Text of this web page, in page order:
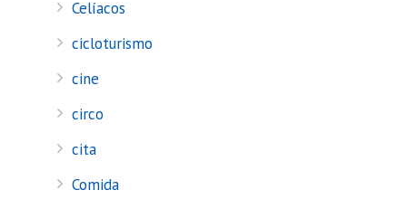
Celíacos
cicloturismo
cine
circo
cita
Comida